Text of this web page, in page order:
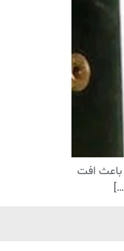
باعث افت